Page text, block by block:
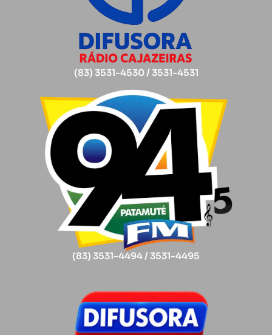
(83) 3531-4530 / 3531-4531
(83) 3531-4494 / 3531-4495